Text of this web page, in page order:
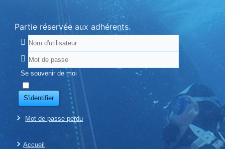
Partie réservée aux adhérents.
Se souvenir de moi
S'identifier
Mot de passe perdu
Accueil